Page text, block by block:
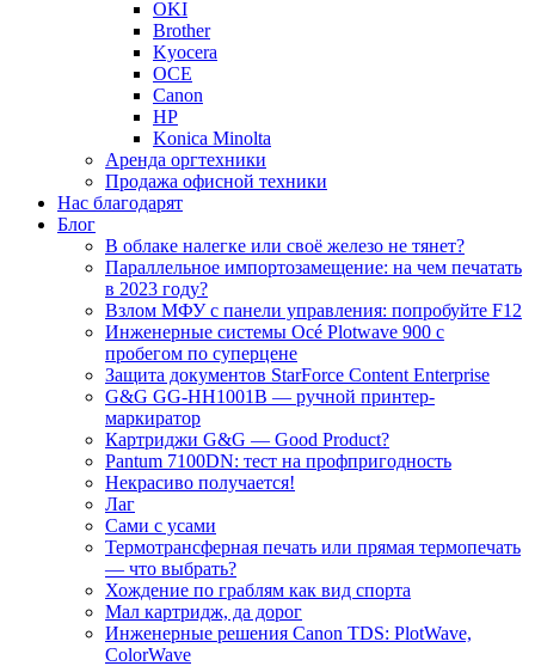
OKI
Brother
Kyocera
OCE
Canon
HP
Konica Minolta
Аренда оргтехники
Продажа офисной техники
Нас благодарят
Блог
В облаке налегке или своё железо не тянет?
Параллельное импортозамещение: на чем печатать
в 2023 году?
Взлом МФУ с панели управления: попробуйте F12
Инженерные системы Océ Plotwave 900 с
пробегом по суперцене
Защита документов StarForce Content Enterprise
G&G GG-HH1001B — ручной принтер-
маркиратор
Картриджи G&G — Good Product?
Pantum 7100DN: тест на профпригодность
Некрасиво получается!
Лаг
Сами с усами
Термотрансферная печать или прямая термопечать
— что выбрать?
Хождение по граблям как вид спорта
Мал картридж, да дорог
Инженерные решения Canon TDS: PlotWave,
ColorWave